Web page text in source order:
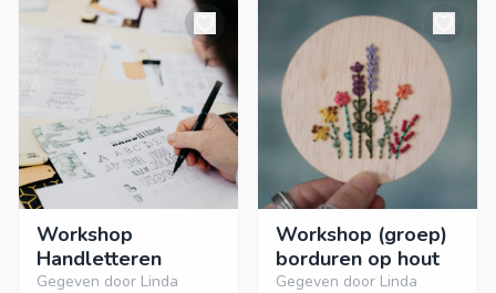
Workshop
Handletteren
Gegeven door Linda
Workshop (groep)
borduren op hout
Gegeven door Linda